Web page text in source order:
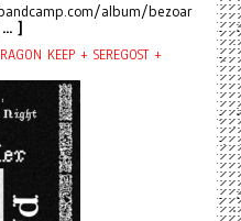
album/bezoar
]
KEEP + SEREGOST +